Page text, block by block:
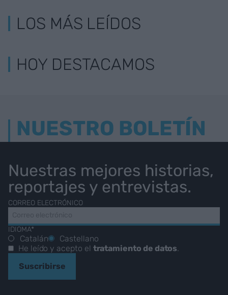
LOS MÁS LEÍDOS
HOY DESTACAMOS
NUESTRO BOLETÍN
Nuestras mejores historias,
reportajes y entrevistas.
CORREO ELECTRÓNICO
IDIOMA*
Catalán
Castellano
He leído y acepto el tratamiento de datos.
Suscribirse